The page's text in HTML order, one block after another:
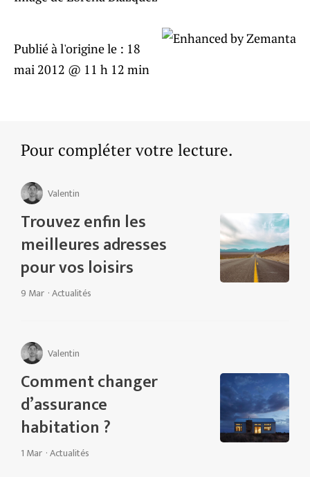
Publié à l'origine le : 18
mai 2012 @ 11 h 12 min
Pour compléter votre lecture.
Valentin
Trouvez enfin les
meilleures adresses
pour vos loisirs
9 Mar ·Actualités
Valentin
Comment changer
d’assurance
habitation ?
1 Mar ·Actualités